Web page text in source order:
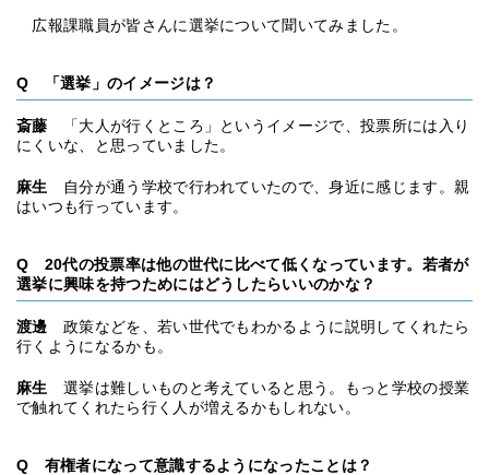
広報課職員が皆さんに選挙について聞いてみました。
Q 「選挙」のイメージは？
斎藤 「大人が行くところ」というイメージで、投票所には入り
にくいな、と思っていました。
麻生
自分が通う学校で行われていたので、身近に感じます。親
はいつも行っています。
Q 20代の投票率は他の世代に比べて低くなっています。若者が
選挙に興味を持つためにはどうしたらいいのかな？
渡邊 政策などを、若い世代でもわかるように説明してくれたら
行くようになるかも。
麻生
選挙は難しいものと考えていると思う。もっと学校の授業
で触れてくれたら行く人が増えるかもしれない。
Q 有権者になって意識するようになったことは？